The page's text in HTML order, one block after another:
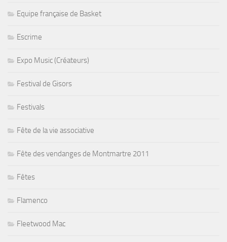
Equipe française de Basket
Escrime
Expo Music (Créateurs)
Festival de Gisors
Festivals
Fête de la vie associative
Fête des vendanges de Montmartre 2011
Fêtes
Flamenco
Fleetwood Mac